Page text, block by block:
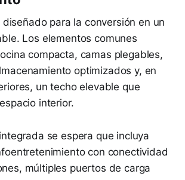
diseñado para la conversión en un
Los elementos comunes
compacta, camas plegables,
optimizados y, en
un techo elevable que
interior.
se espera que incluya
con conectividad
múltiples puertos de carga